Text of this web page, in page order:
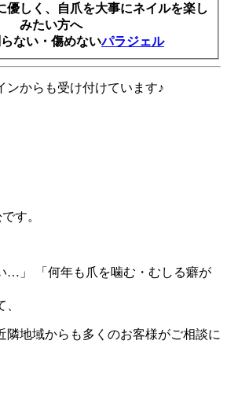
優しく、自爪を大事にネイルを楽し
みたい方へ
ない・傷めないパラジェル
ンからも受け付けています♪
す。
…」 「何年も爪を噛む・むしる癖が
隣地域からも多くのお客様がご相談に